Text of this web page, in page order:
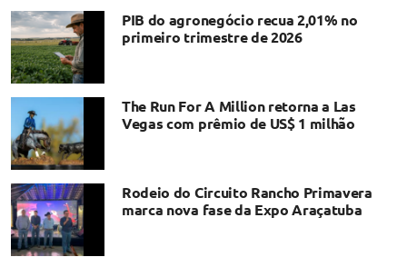
PIB do agronegócio recua 2,01% no
primeiro trimestre de 2026
The Run For A Million retorna a Las
Vegas com prêmio de US$ 1 milhão
Rodeio do Circuito Rancho Primavera
marca nova fase da Expo Araçatuba